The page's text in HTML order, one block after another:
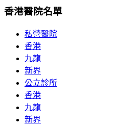
香港醫院名單
私營醫院
香港
九龍
新界
公立診所
香港
九龍
新界